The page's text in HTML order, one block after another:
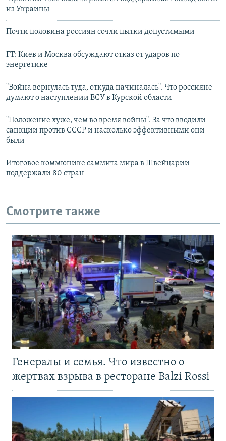
из Украины
Почти половина россиян сочли пытки допустимыми
FT: Киев и Москва обсуждают отказ от ударов по
энергетике
"Война вернулась туда, откуда начиналась". Что россияне
думают о наступлении ВСУ в Курской области
"Положение хуже, чем во время войны". За что вводили
санкции против СССР и насколько эффективными они
были
Итоговое коммюнике саммита мира в Швейцарии
поддержали 80 стран
Смотрите также
Генералы и семья. Что известно о
жертвах взрыва в ресторане Balzi Rossi